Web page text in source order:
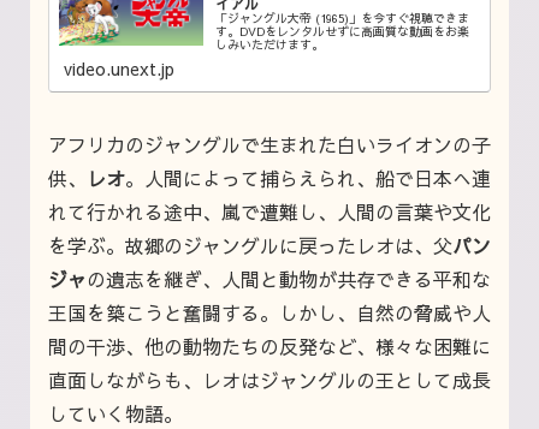
「ジャングル大帝 (1965)」を今すぐ視聴できま
す。DVDをレンタルせずに高画質な動画をお楽
しみいただけます。
video.unext.jp
アフリカのジャングルで生まれた白いライオンの子
供、
レオ。人間によって捕らえられ、船で日本へ連
れて行かれる途中、嵐で遭難し、人間の言葉や文化
を学ぶ。故郷のジャングルに戻ったレオは、父パン
ジャの遺志を継ぎ、人間と動物が共存できる平和な
王国を築こうと奮闘する。しかし、自然の脅威や人
間の干渉、他の動物たちの反発など、様々な困難に
直面しながらも、レオはジャングルの王として成長
していく物語。